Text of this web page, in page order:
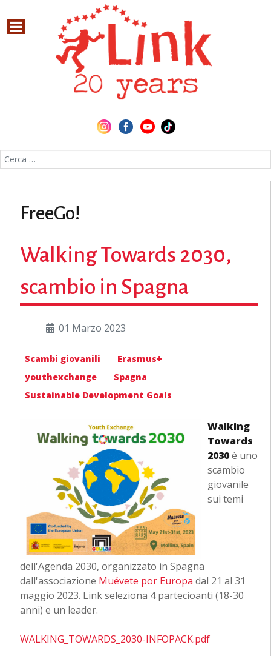
Cerca nel sito
FreeGo!
Walking Towards 2030,
scambio in Spagna
01 Marzo 2023
Scambi giovanili
Erasmus+
youthexchange
Spagna
Sustainable Development Goals
Walking
Towards
2030è uno
scambio
giovanile
sui temi
dell'Agenda 2030, organizzato in Spagna
dall'associazione Muévete por Europa dal 21 al 31
maggio 2023. Link seleziona 4 partecioanti (18-30
anni) e un leader.
WALKING_TOWARDS_2030-INFOPACK.pdf